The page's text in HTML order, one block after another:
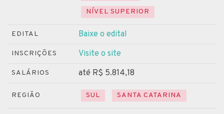
NÍVEL SUPERIOR
EDITAL Baixe o edital
INSCRIÇÕES Visite o site
SALÁRIOS até R$ 5.814,18
REGIÃO SUL SANTA CATARINA